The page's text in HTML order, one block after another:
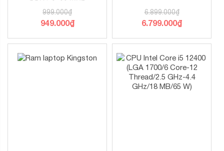
999.000₫
949.000₫
6.899.000₫
6.799.000₫